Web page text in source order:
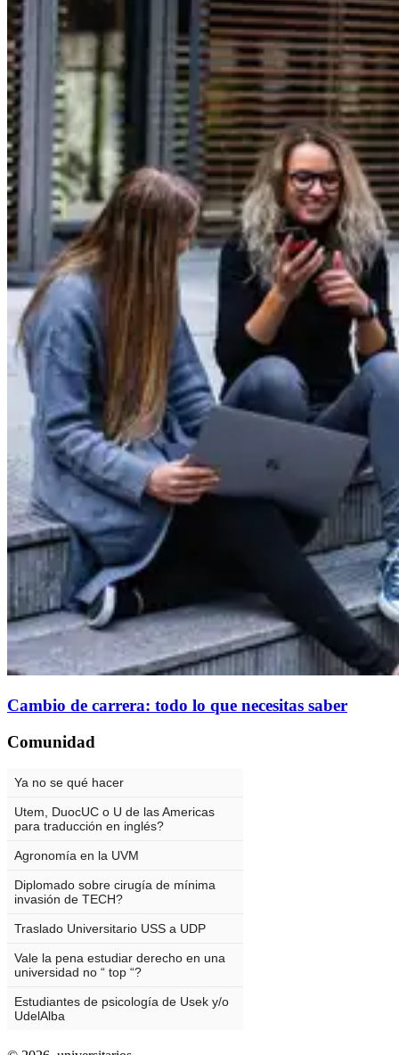
Cambio de carrera: todo lo que necesitas saber
Comunidad